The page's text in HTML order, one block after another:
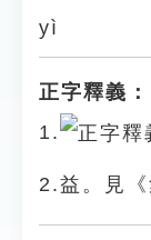
yì
正字釋義：
1.
2.益。見《